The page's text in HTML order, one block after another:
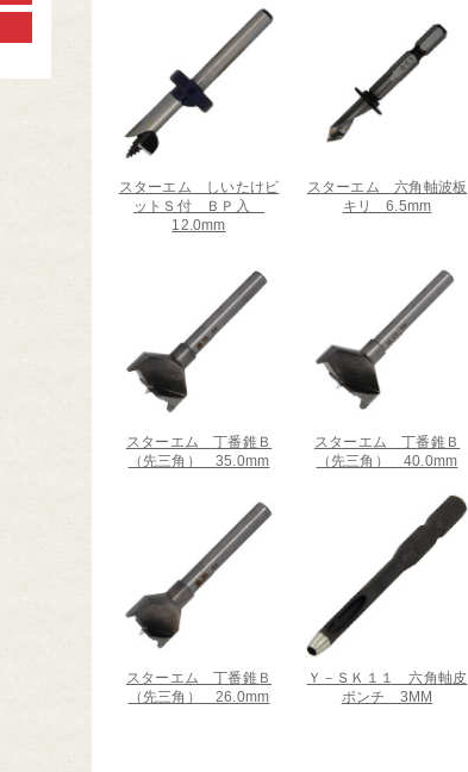
スターエム しいたけビ
ットＳ付 ＢＰ入
12.0mm
スターエム 六角軸波板
キリ 6.5mm
スターエム 丁番錐Ｂ
（先三角） 35.0mm
スターエム 丁番錐Ｂ
（先三角） 40.0mm
スターエム 丁番錐Ｂ
（先三角） 26.0mm
Ｙ－ＳＫ１１ 六角軸皮
ポンチ 3MM